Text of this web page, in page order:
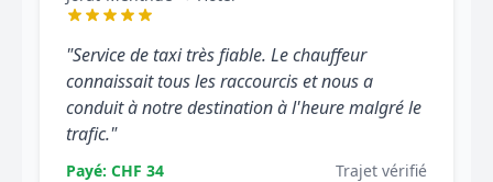
"Service de taxi très fiable. Le chauffeur
connaissait tous les raccourcis et nous a
conduit à notre destination à l'heure malgré le
trafic."
Payé: CHF 34 Trajet vérifié